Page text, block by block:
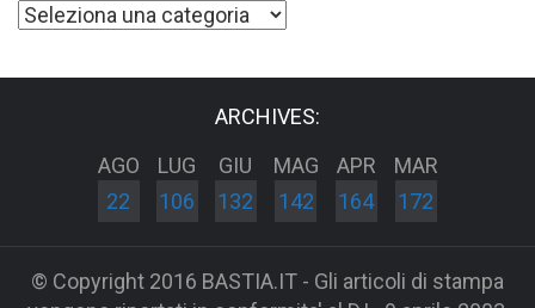
Categorie
ARCHIVES:
AGO
22
LUG
106
GIU
132
MAG
142
APR
164
MAR
172
© Copyright 2016 BASTIA.IT - Gli articoli di stampa